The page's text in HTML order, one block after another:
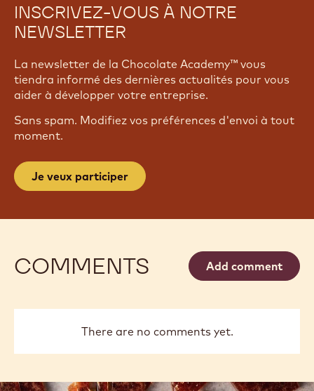
INSCRIVEZ-VOUS À NOTRE
NEWSLETTER
La newsletter de la Chocolate Academy™ vous
tiendra informé des dernières actualités pour vous
aider à développer votre entreprise.
Sans spam. Modifiez vos préférences d'envoi à tout
moment.
Je veux participer
COMMENTS Add comment
There are no comments yet.